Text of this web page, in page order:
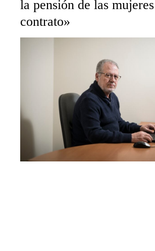
la pensión de las
contrato»